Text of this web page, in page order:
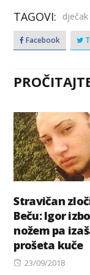
TAGOVI: dječak
Facebook
Stravičan
Beču: Igor
nožem pa
prošeta kuče
Posted
23/09/2018